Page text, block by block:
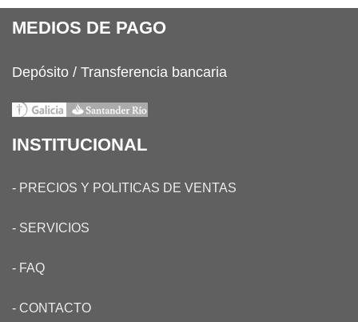
MEDIOS DE PAGO
Depósito / Transferencia bancaria
INSTITUCIONAL
- PRECIOS Y POLITICAS DE VENTAS
- SERVICIOS
- FAQ
- CONTACTO